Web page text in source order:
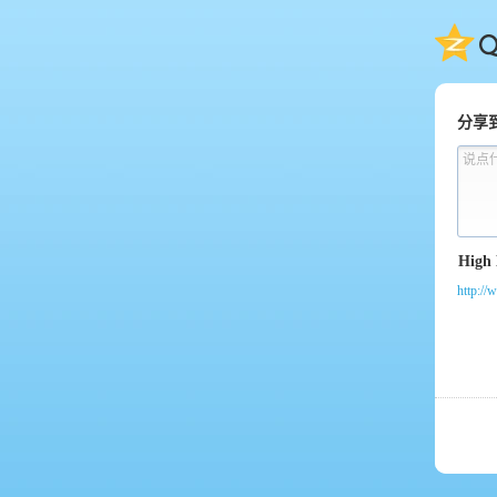
QQ
分享
说点
http://